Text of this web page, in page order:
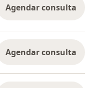
Agendar consulta
Agendar consulta